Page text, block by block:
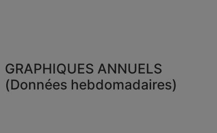
GRAPHIQUES ANNUELS
(Données hebdomadaires)